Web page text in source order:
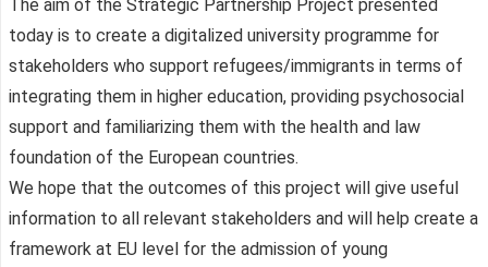
The aim of the Strategic Partnership Project presented
today is to create a digitalized university programme for
stakeholders who support refugees/immigrants in terms of
integrating them in higher education, providing psychosocial
support and familiarizing them with the health and law
foundation of the European countries.
We hope that the outcomes of this project will give useful
information to all relevant stakeholders and will help create a
framework at EU level for the admission of young